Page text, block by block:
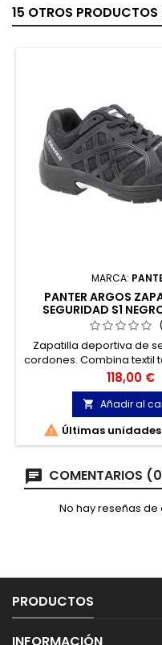
15 OTROS
MARCA:
PANTER ARGOS
SEGURIDAD S1
Zapatilla deportiva de
cordones. Combina textil
alta resistencia con un
poliuretano flexible
perfectamente a la
Precio
118,00 €
 Añadir al
 Últimas
COMENTARIOS
No hay reseñas
PRODUCTOS